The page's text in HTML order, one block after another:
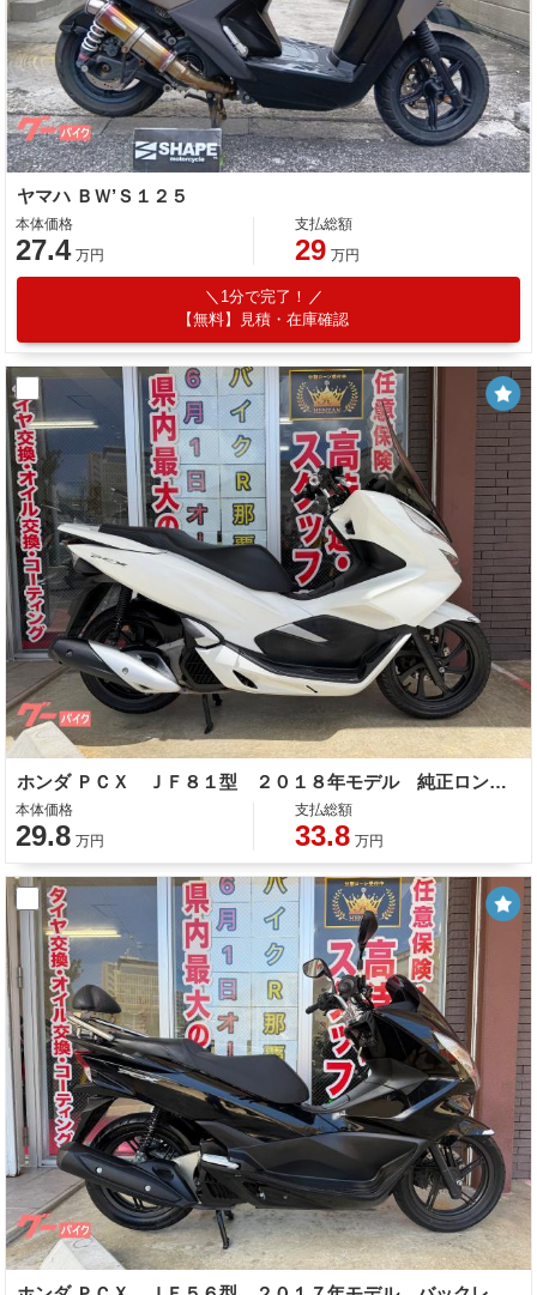
ヤマハ ＢＷ’Ｓ１２５
本体価格
27.4 万円
支払総額
29 万円
1分で完了！
【無料】見積・在庫確認
ホンダ ＰＣＸ ＪＦ８１型 ２０１８年モデル 純正ロングスクリーン スマートキー スペアキー ＬＥＤヘッドライト ＬＥＤテールランプ
本体価格
29.8 万円
支払総額
33.8 万円